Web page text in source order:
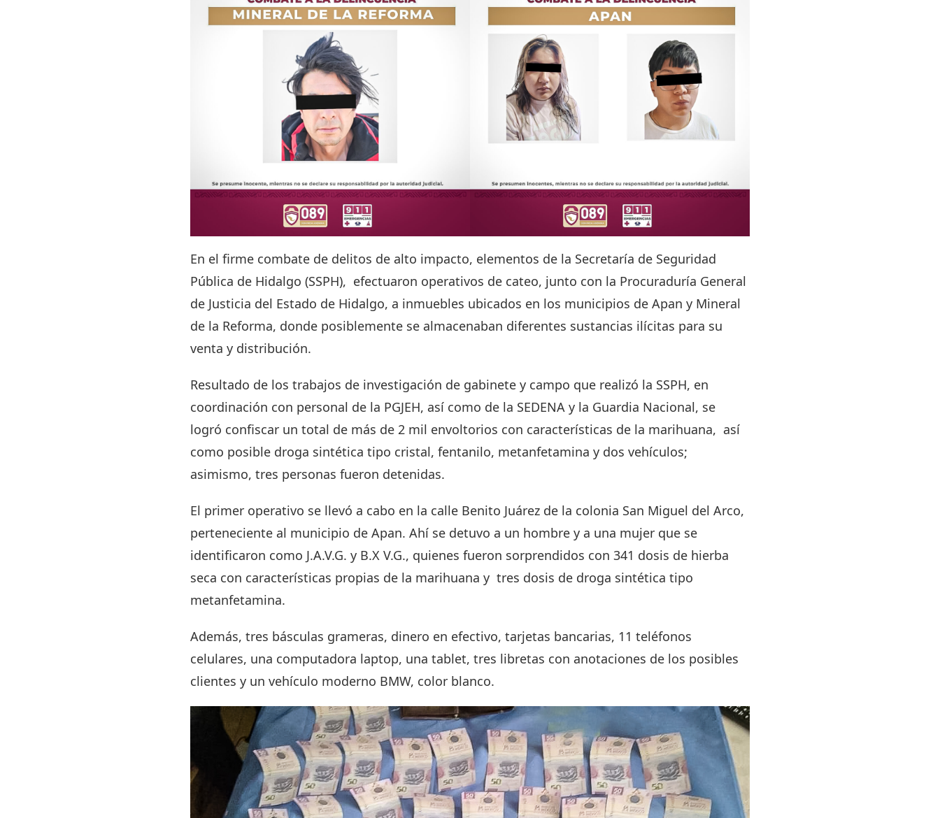
En el firme combate de delitos de alto impacto, elementos de la Secretaría de Seguridad
Pública de Hidalgo (SSPH), efectuaron operativos de cateo, junto con la Procuraduría General
de Justicia del Estado de Hidalgo, a inmuebles ubicados en los municipios de Apan y Mineral
de la Reforma, donde posiblemente se almacenaban diferentes sustancias ilícitas para su
venta y distribución.
Resultado de los trabajos de investigación de gabinete y campo que realizó la SSPH, en
coordinación con personal de la PGJEH, así como de la SEDENA y la Guardia Nacional, se
logró confiscar un total de más de 2 mil envoltorios con características de la marihuana, así
como posible droga sintética tipo cristal, fentanilo, metanfetamina y dos vehículos;
asimismo, tres personas fueron detenidas.
El primer operativo se llevó a cabo en la calle Benito Juárez de la colonia San Miguel del Arco,
perteneciente al municipio de Apan. Ahí se detuvo a un hombre y a una mujer que se
identificaron como J.A.V.G. y B.X V.G., quienes fueron sorprendidos con 341 dosis de hierba
seca con características propias de la marihuana y tres dosis de droga sintética tipo
metanfetamina.
Además, tres básculas grameras, dinero en efectivo, tarjetas bancarias, 11 teléfonos
celulares, una computadora laptop, una tablet, tres libretas con anotaciones de los posibles
clientes y un vehículo moderno BMW, color blanco.